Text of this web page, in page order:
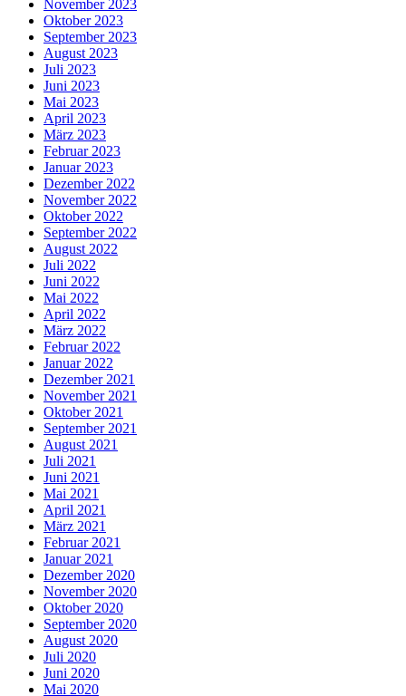
November 2023
Oktober 2023
September 2023
August 2023
Juli 2023
Juni 2023
Mai 2023
April 2023
März 2023
Februar 2023
Januar 2023
Dezember 2022
November 2022
Oktober 2022
September 2022
August 2022
Juli 2022
Juni 2022
Mai 2022
April 2022
März 2022
Februar 2022
Januar 2022
Dezember 2021
November 2021
Oktober 2021
September 2021
August 2021
Juli 2021
Juni 2021
Mai 2021
April 2021
März 2021
Februar 2021
Januar 2021
Dezember 2020
November 2020
Oktober 2020
September 2020
August 2020
Juli 2020
Juni 2020
Mai 2020